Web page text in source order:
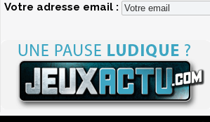
Votre adresse email :